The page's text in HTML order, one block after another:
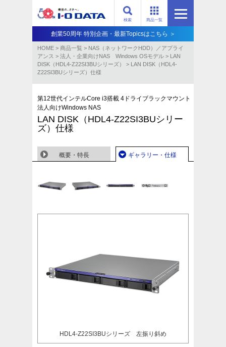
商品一覧
検索
創業50周年 特別企画・最新Topicsはこちら ＞
HOME > 商品一覧 > NAS（ネットワークHDD）／アプライ
アンス​ > 法人・企業向けNAS Windows OSモデル > LAN
DISK（HDL4-Z22SI3BUシリーズ）
> LAN DISK（HDL4-
Z22SI3BUシリーズ）仕様
第12世代インテルCore i3搭載 4ドライブラックマウント
法人向けWindows NAS
LAN DISK（HDL4-Z22SI3BUシリー
ズ）仕様
概要・特長 ギャラリー・仕様
HDL4-Z22SI3BUシリーズ 左振り斜め